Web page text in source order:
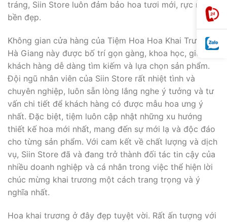
tráng, Siin Store luôn đảm bảo hoa tươi mới, rực rỡ và
bền đẹp.
Không gian cửa hàng của Tiệm Hoa Hoa Khai Trương
Hà Giang này được bố trí gọn gàng, khoa học, giúp
khách hàng dễ dàng tìm kiếm và lựa chọn sản phẩm.
Đội ngũ nhân viên của Siin Store rất nhiệt tình và
chuyên nghiệp, luôn sẵn lòng lắng nghe ý tưởng và tư
vấn chi tiết để khách hàng có được mẫu hoa ưng ý
nhất. Đặc biệt, tiệm luôn cập nhật những xu hướng
thiết kế hoa mới nhất, mang đến sự mới lạ và độc đáo
cho từng sản phẩm. Với cam kết về chất lượng và dịch
vụ, Siin Store đã và đang trở thành đối tác tin cậy của
nhiều doanh nghiệp và cá nhân trong việc thể hiện lời
chúc mừng khai trương một cách trang trọng và ý
nghĩa nhất.
Hoa khai trương ở đây đẹp tuyệt vời. Rất ấn tượng với